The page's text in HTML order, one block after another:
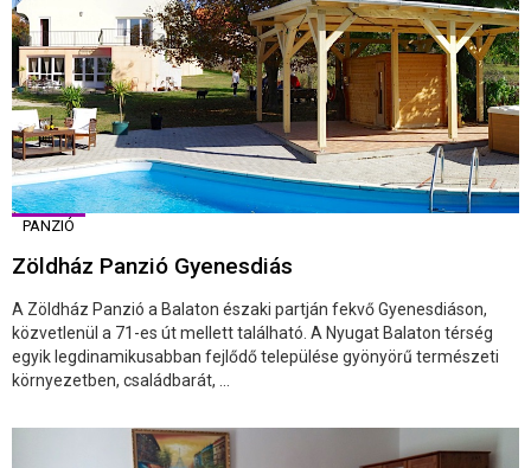
PANZIÓ
Zöldház Panzió Gyenesdiás
A Zöldház Panzió a Balaton északi partján fekvő Gyenesdiáson,
közvetlenül a 71-es út mellett található. A Nyugat Balaton térség
egyik legdinamikusabban fejlődő települése gyönyörű természeti
környezetben, családbarát, ...